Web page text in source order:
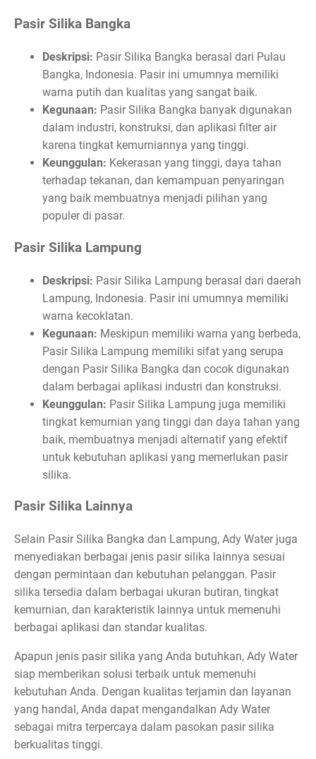
Pasir Silika Bangka
Deskripsi: Pasir Silika Bangka berasal dari Pulau
Bangka, Indonesia. Pasir ini umumnya memiliki
warna putih dan kualitas yang sangat baik.
Kegunaan: Pasir Silika Bangka banyak digunakan
dalam industri, konstruksi, dan aplikasi filter air
karena tingkat kemurniannya yang tinggi.
Keunggulan: Kekerasan yang tinggi, daya tahan
terhadap tekanan, dan kemampuan penyaringan
yang baik membuatnya menjadi pilihan yang
populer di pasar.
Pasir Silika Lampung
Deskripsi: Pasir Silika Lampung berasal dari daerah
Lampung, Indonesia. Pasir ini umumnya memiliki
warna kecoklatan.
Kegunaan: Meskipun memiliki warna yang berbeda,
Pasir Silika Lampung memiliki sifat yang serupa
dengan Pasir Silika Bangka dan cocok digunakan
dalam berbagai aplikasi industri dan konstruksi.
Keunggulan: Pasir Silika Lampung juga memiliki
tingkat kemurnian yang tinggi dan daya tahan yang
baik, membuatnya menjadi alternatif yang efektif
untuk kebutuhan aplikasi yang memerlukan pasir
silika.
Pasir Silika Lainnya
Selain Pasir Silika Bangka dan Lampung, Ady Water juga
menyediakan berbagai jenis pasir silika lainnya sesuai
dengan permintaan dan kebutuhan pelanggan. Pasir
silika tersedia dalam berbagai ukuran butiran, tingkat
kemurnian, dan karakteristik lainnya untuk memenuhi
berbagai aplikasi dan standar kualitas.
Apapun jenis pasir silika yang Anda butuhkan, Ady Water
siap memberikan solusi terbaik untuk memenuhi
kebutuhan Anda. Dengan kualitas terjamin dan layanan
yang handal, Anda dapat mengandalkan Ady Water
sebagai mitra terpercaya dalam pasokan pasir silika
berkualitas tinggi.